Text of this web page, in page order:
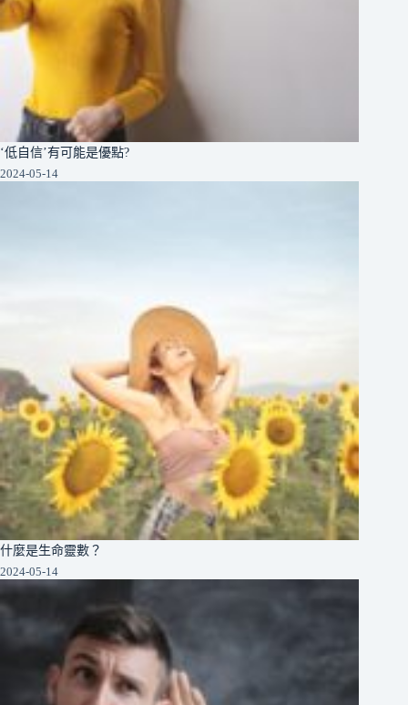
‘低自信’有可能是優點?
2024-05-14
什麼是生命靈數？
2024-05-14